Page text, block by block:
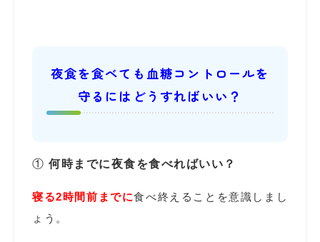
夜食を食べても血糖コントロールを
守るにはどうすればいい？
① 何時までに夜食を食べればいい？
寝る2時間前までに食べ終えることを意識しまし
ょう。